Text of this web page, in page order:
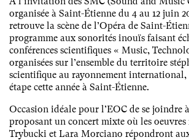
organisée à Saint-Étienne du 4 au 12 juin
retrouve la scène de l’Opéra de Saint-
programme aux sonorités inouïs faisant
conférences scientifiques « Music,
organisées sur l’ensemble du territoire
scientifique au rayonnement
étape cette année à Saint-Étienne.
Occasion idéale pour l’EOC de se joindre
proposant un concert mixte où les oeuvres
Trybucki et Lara Morciano répondront